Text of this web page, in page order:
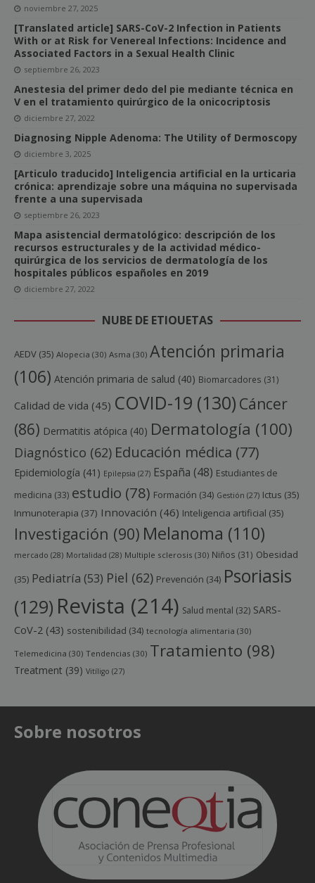
noviembre 27, 2025
[Translated article] SARS-CoV-2 Infection in Patients
With or at Risk for Venereal Infections: Incidence and
Associated Factors in a Sexual Health Clinic
septiembre 26, 2023
Anestesia del primer dedo del pie mediante técnica en
V en el tratamiento quirúrgico de la onicocriptosis
diciembre 27, 2022
Diagnosing Nipple Adenoma: The Utility of Dermoscopy
diciembre 3, 2025
[Articulo traducido] Inteligencia artificial en la urticaria
crónica: aprendizaje sobre una máquina no supervisada
frente a una supervisada
septiembre 26, 2023
Mapa asistencial dermatológico: descripción de los
recursos estructurales y de la actividad médico-
quirúrgica de los servicios de dermatología de los
hospitales públicos españoles en 2019
diciembre 27, 2022
NUBE DE ETIQUETAS
AEDV (35) Alopecia (30) Asma (30) Atención primaria
(106) Atención primaria de salud (40) Biomarcadores (31)
Calidad de vida (45) COVID-19 (130) Cáncer
(86) Dermatitis atópica (40) Dermatología (100)
Diagnóstico (62) Educación médica (77)
Epidemiología (41) Epilepsia (27) España (48) Estudiantes de
medicina (33) estudio (78) Formación (34) Gestión (27) Ictus (35)
Inmunoterapia (37) Innovación (46) Inteligencia artificial (35)
Investigación (90) Melanoma (110)
mercado (28) Mortalidad (28) Multiple sclerosis (30) Niños (31) Obesidad
(35) Pediatría (53) Piel (62) Prevención (34) Psoriasis
(129) Revista (214) Salud mental (32) SARS-
CoV-2 (43) sostenibilidad (34) tecnología alimentaria (30)
Telemedicina (30) Tendencias (30) Tratamiento (98)
Treatment (39) Vitíligo (27)
Sobre nosotros